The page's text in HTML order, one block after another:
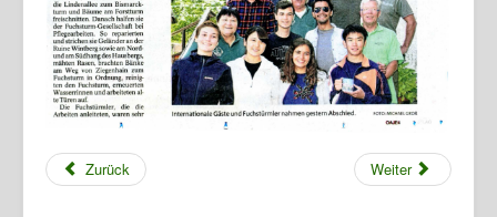
Zurück Weiter